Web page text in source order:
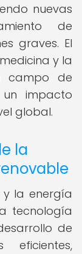
nuevas
de
graves. El
y la
campo de
impacto
global.
la
la energía
tecnología
de
eficientes,